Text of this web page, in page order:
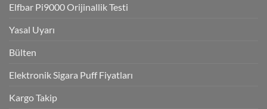
Elfbar Pi9000 Orijinallik Testi
Yasal Uyarı
Bülten
Elektronik Sigara Puff Fiyatları
Kargo Takip